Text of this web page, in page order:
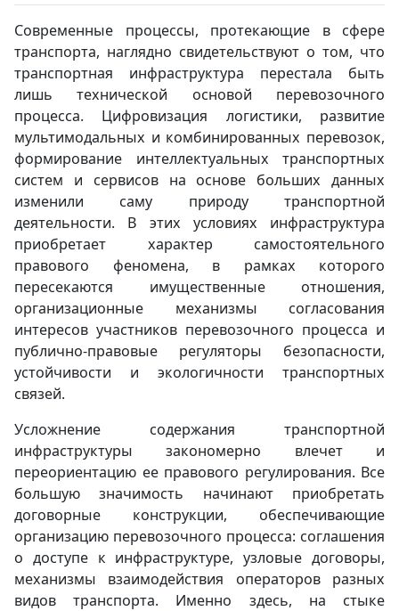
Современные процессы, протекающие в сфере
транспорта, наглядно свидетельствуют о том, что
транспортная инфраструктура перестала быть
лишь технической основой перевозочного
процесса. Цифровизация логистики, развитие
мультимодальных и комбинированных перевозок,
формирование интеллектуальных транспортных
систем и сервисов на основе больших данных
изменили саму природу транспортной
деятельности. В этих условиях инфраструктура
приобретает характер самостоятельного
правового феномена, в рамках которого
пересекаются имущественные отношения,
организационные механизмы согласования
интересов участников перевозочного процесса и
публично-правовые регуляторы безопасности,
устойчивости и экологичности транспортных
связей.
Усложнение содержания транспортной
инфраструктуры закономерно влечет и
переориентацию ее правового регулирования. Все
большую значимость начинают приобретать
договорные конструкции, обеспечивающие
организацию перевозочного процесса: соглашения
о доступе к инфраструктуре, узловые договоры,
механизмы взаимодействия операторов разных
видов транспорта. Именно здесь, на стыке